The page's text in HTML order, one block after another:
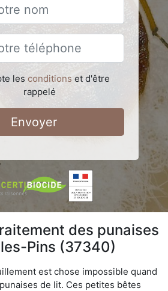
les conditions et d'être
rappelé
Envoyer
des punaises
Pins (37340)
est chose impossible quand
de lit. Ces petites bêtes